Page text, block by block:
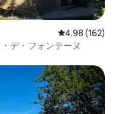
レビュー162
4.98 (162)
デ・フォンテーヌ